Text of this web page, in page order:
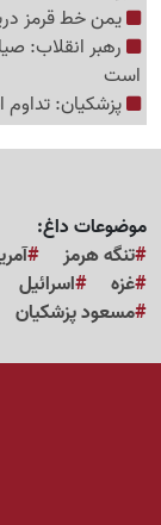
یمن خط قرمز
رهبر انقلاب:
است
پزشکیان:
موضوعات داغ:
تنگه هرمز
غزه
اسرائیل
مسعود پزشکیان